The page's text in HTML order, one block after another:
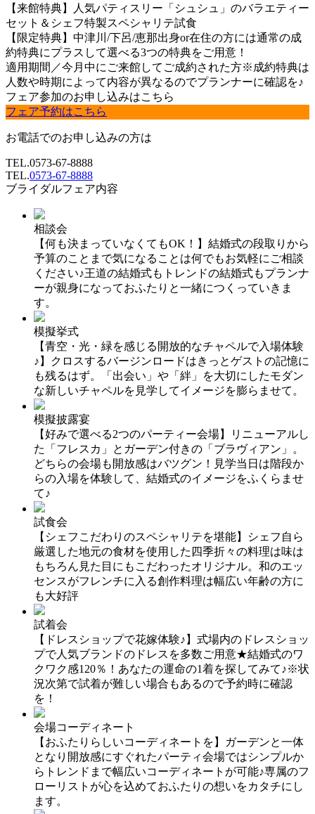
【来館特典】人気パティスリー「シュシュ」のバラエティー
セット＆シェフ特製スペシャリテ試食
【限定特典】中津川/下呂/恵那出身or在住の方には通常の成
約特典にプラスして選べる3つの特典をご用意！
適用期間／今月中にご来館してご成約された方※成約特典は
人数や時期によって内容が異なるのでプランナーに確認を♪
フェア参加のお申し込みはこちら
フェア予約はこちら
お電話でのお申し込みの方は
TEL.0573-67-8888
TEL.0573-67-8888
ブライダルフェア内容
相談会
【何も決まっていなくてもOK！】結婚式の段取りから
予算のことまで気になることは何でもお気軽にご相談
ください♪王道の結婚式もトレンドの結婚式もプランナ
ーが親身になっておふたりと一緒につくっていきま
す。
模擬挙式
【青空・光・緑を感じる開放的なチャペルで入場体験
♪】クロスするバージンロードはきっとゲストの記憶に
も残るはず。「出会い」や「絆」を大切にしたモダン
な新しいチャペルを見学してイメージを膨らませて。
模擬披露宴
【好みで選べる2つのパーティー会場】リニューアルし
た「フレスカ」とガーデン付きの「ブラヴィアン」。
どちらの会場も開放感はバツグン！見学当日は階段か
らの入場を体験して、結婚式のイメージをふくらませ
て♪
試食会
【シェフこだわりのスペシャリテを堪能】シェフ自ら
厳選した地元の食材を使用した四季折々の料理は味は
もちろん見た目にもこだわったオリジナル。和のエッ
センスがフレンチに入る創作料理は幅広い年齢の方に
も大好評
試着会
【ドレスショップで花嫁体験♪】式場内のドレスショッ
プで人気ブランドのドレスを多数ご用意★結婚式のワ
クワク感120％！あなたの運命の1着を探してみて♪※状
況次第で試着が難しい場合もあるので予約時に確認
を！
会場コーディネート
【おふたりらしいコーディネートを】ガーデンと一体
となり開放感にすぐれたパーティ会場ではシンプルか
らトレンドまで幅広いコーディネートが可能♪専属のフ
ローリストが心を込めておふたりの想いをカタチにし
ます。